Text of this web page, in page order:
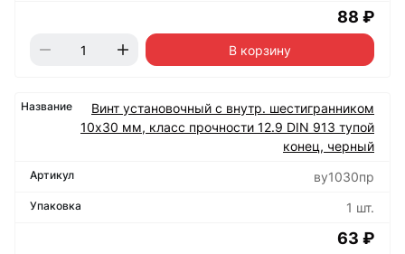
88 ₽
В корзину
Винт установочный с внутр. шестигранником
10х30 мм, класс прочности 12.9 DIN 913 тупой
конец, черный
ву1030пр
1 шт.
63 ₽